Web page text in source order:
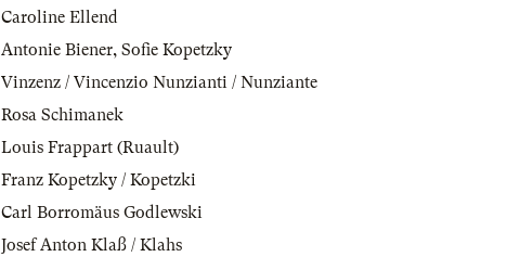
Caroline Ellend
Antonie Biener, Sofie Kopetzky
Vinzenz / Vincenzio Nunzianti / Nunziante
Rosa Schimanek
Louis Frappart (Ruault)
Franz Kopetzky / Kopetzki
Carl Borromäus Godlewski
Josef Anton Klaß / Klahs